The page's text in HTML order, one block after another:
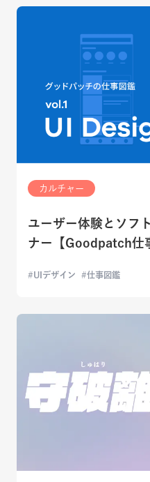
カルチャー
ユーザー体験とソフ
ナー【Goodpatch仕
UIデザイン 仕事図鑑